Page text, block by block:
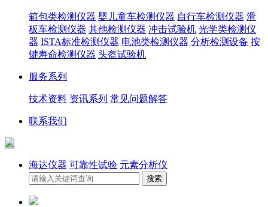
箱包类检测仪器 婴儿童车检测仪器 自行车检测仪器 滑
板车检测仪器 其他检测仪器 冲击试验机 光学类检测仪
器 ISTA标准检测仪器 电池类检测仪器 分析检测设备 按
键寿命检测仪器 头盔试验机
服务系列
技术资料 资讯系列 常见问题解答
联系我们
海达仪器 可靠性试验 元素分析仪